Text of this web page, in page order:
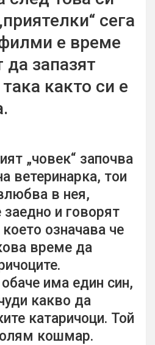
сега
е време
да запазят
както си е
„човек“ започва
ветеринарка, тои
в нея,
заедно и говорят
означава че
време да
има един син,
какво да
катаричоци. Той
кошмар.